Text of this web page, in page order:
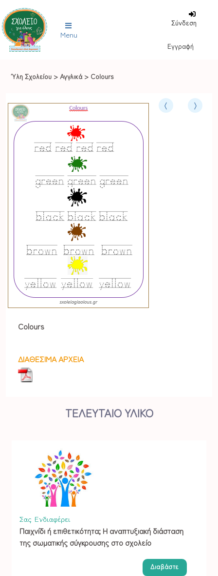
Menu
Σύνδεση
Εγγραφή
Ύλη Σχολείου > Αγγλικά > Colours
Colours
ΔΙΑΘΕΣΙΜΑ ΑΡΧΕΙΑ
ΤΕΛΕΥΤΑΙΟ ΥΛΙΚΟ
Σας Ενδιαφέρει
Παιχνίδι ή επιθετικότητα; Η αναπτυξιακή διάσταση
της σωματικής σύγκρουσης στο σχολείο
Διαβάστε